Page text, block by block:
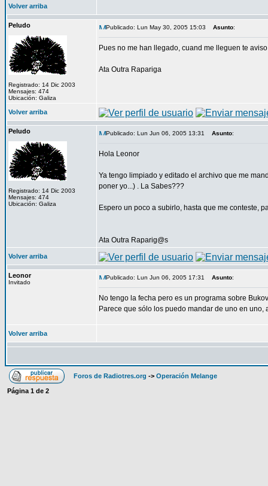
Volver arriba
Peludo
Registrado: 14 Dic 2003
Mensajes: 474
Ubicación: Galiza
Publicado: Lun May 30, 2005 15:03 Asunto:
Pues no me han llegado, cuand me lleguen te
Ata Outra Rapariga
Volver arriba
Peludo
Registrado: 14 Dic 2003
Mensajes: 474
Ubicación: Galiza
Publicado: Lun Jun 06, 2005 13:31 Asunto:
Hola Leonor
Ya tengo limpiado y editado el archivo que me
poner yo...) . La Sabes???
Espero un poco a subirlo, hasta que me conteste,
Ata Outra Raparig@s
Volver arriba
Leonor
Invitado
Publicado: Lun Jun 06, 2005 17:31 Asunto:
No tengo la fecha pero es un programa sobre
Parece que sólo los puedo mandar de uno en
Volver arriba
Foros de Radiotres.org -> Operación Melange
Página 1 de 2